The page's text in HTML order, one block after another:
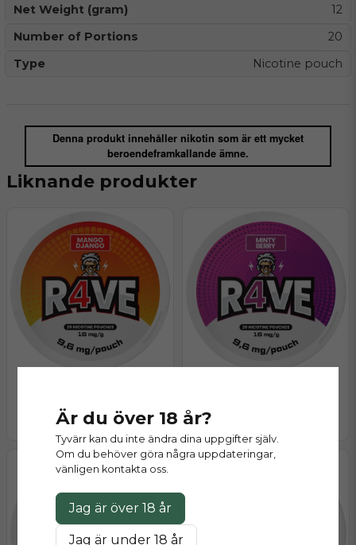
Net Weight (gram)
12
Number of Portions
20
Type
Nicotine pouch
Denna produkt innehåller nikotin som är ett mycket
beroendeframkallande ämne.
Liknande produkter
Finns i lager
Är du över 18 år?
Tyvärr kan du inte ändra dina uppgifter själv.
Om du behöver göra några uppdateringar,
vänligen kontakta oss.
Jag är över 18 år
Jag är under 18 år